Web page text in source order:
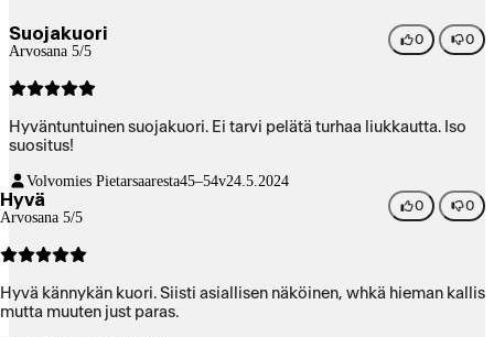
Suojakuori
Arvosana 5/5
0 0
Hyväntuntuinen suojakuori. Ei tarvi pelätä turhaa liukkautta. Iso
suositus!
Volvomies Pietarsaaresta45–54v24.5.2024
Hyvä
Arvosana 5/5
0 0
Hyvä kännykän kuori. Siisti asiallisen näköinen, whkä hieman kallis
mutta muuten just paras.